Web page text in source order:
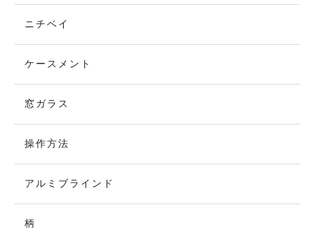
ニチベイ
ケースメント
窓ガラス
操作方法
アルミブラインド
柄